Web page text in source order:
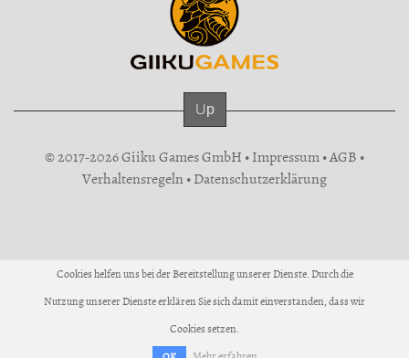
Up
© 2017-2026 Giiku Games GmbH •Impressum•AGB •
Verhaltensregeln•Datenschutzerklärung
Cookies helfen uns bei der Bereitstellung unserer Dienste. Durch die
Nutzung unserer Dienste erklären Sie sich damit einverstanden, dass wir
Cookies setzen.